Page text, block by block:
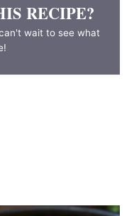
RECIPE?
wait to see what